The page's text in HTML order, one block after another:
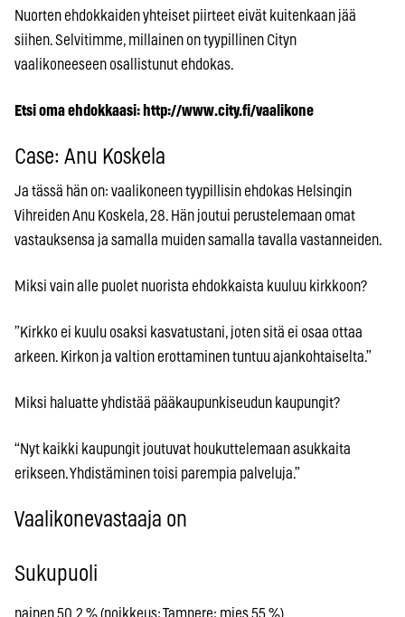
Nuorten ehdokkaiden yhteiset piirteet eivät kuitenkaan jää
siihen. Selvitimme, millainen on tyypillinen Cityn
vaalikoneeseen osallistunut ehdokas.
Etsi oma ehdokkaasi: http://www.city.fi/vaalikone
Case: Anu Koskela
Ja tässä hän on: vaalikoneen tyypillisin ehdokas Helsingin
Vihreiden Anu Koskela, 28. Hän joutui perustelemaan omat
vastauksensa ja samalla muiden samalla tavalla vastanneiden.
Miksi vain alle puolet nuorista ehdokkaista kuuluu kirkkoon?
”Kirkko ei kuulu osaksi kasvatustani, joten sitä ei osaa ottaa
arkeen. Kirkon ja valtion erottaminen tuntuu ajankohtaiselta.”
Miksi haluatte yhdistää pääkaupunkiseudun kaupungit?
“Nyt kaikki kaupungit joutuvat houkuttelemaan asukkaita
erikseen. Yhdistäminen toisi parempia palveluja.”
Vaalikonevastaaja on
Sukupuoli
nainen 50,2 % (poikkeus: Tampere: mies 55 %)